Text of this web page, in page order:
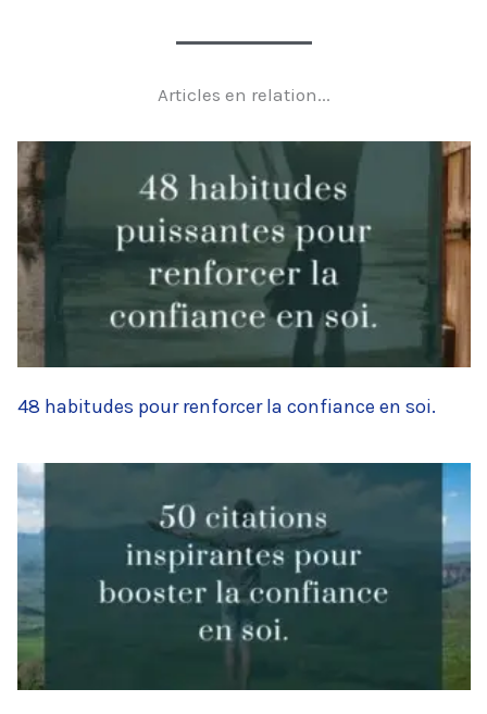
Articles en relation...
48 habitudes pour renforcer la confiance en soi.